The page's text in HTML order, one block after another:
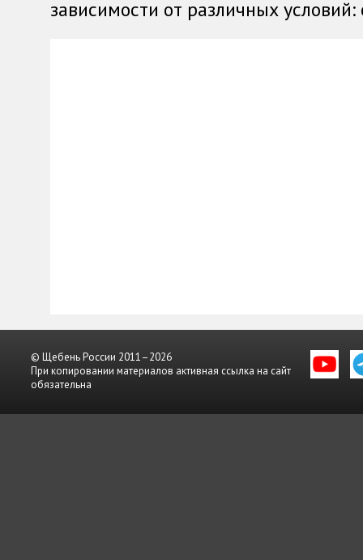
зависимости от различных
© Щебень России 2011–2026
При копировании материалов активная ссылка на сайт
обязательна